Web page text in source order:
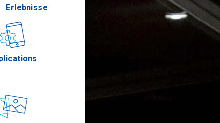
Gastronomie
Ereignisse
Erlebnisse